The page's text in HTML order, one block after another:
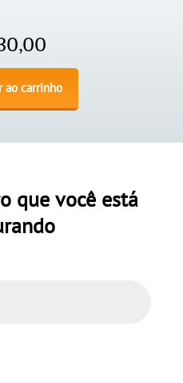
ao carrinho
que você está